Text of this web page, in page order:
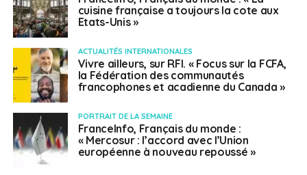
cuisine française a toujours la cote aux
Etats-Unis »
ACTUALITÉS INTERNATIONALES
Vivre ailleurs, sur RFI. « Focus sur la FCFA,
la Fédération des communautés
francophones et acadienne du Canada »
PORTRAIT DE LA SEMAINE
FranceInfo, Français du monde :
« Mercosur : l’accord avec l’Union
européenne à nouveau repoussé »